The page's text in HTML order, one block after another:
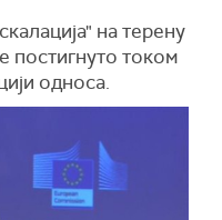
на терену
постигнуто током
односа.